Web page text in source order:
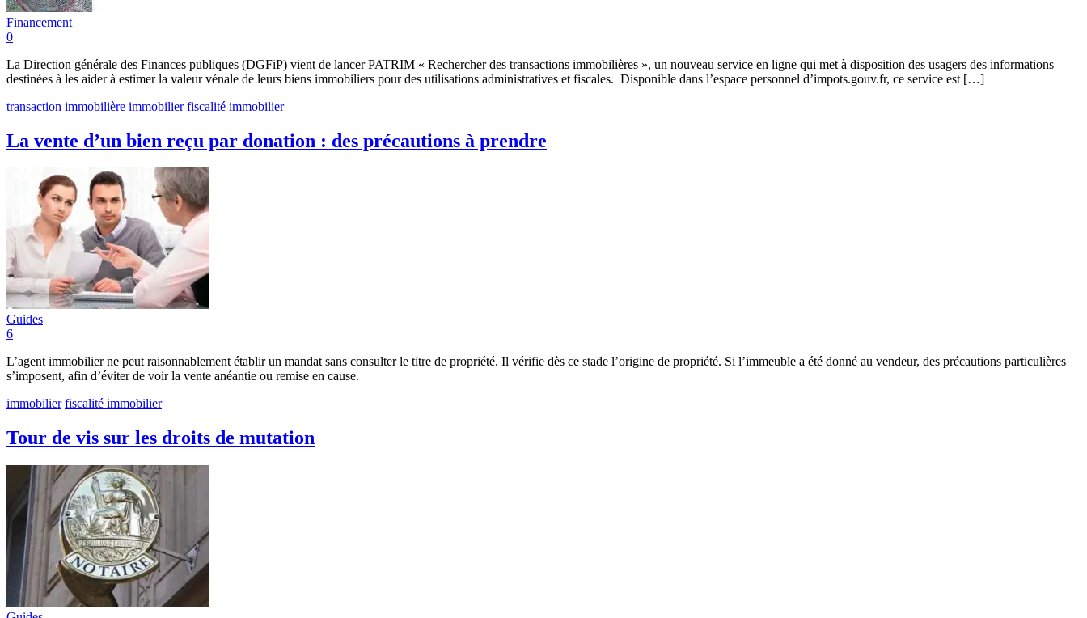
Financement
0
La Direction générale des Finances publiques (DGFiP) vient de lancer PATRIM « Rechercher des transactions immobilières », un nouveau service en ligne qui met à disposition des usagers des informations
destinées à les aider à estimer la valeur vénale de leurs biens immobiliers pour des utilisations administratives et fiscales. Disponible dans l’espace personnel d’impots.gouv.fr, ce service est […]
transaction immobilière immobilier fiscalité immobilier
La vente d’un bien reçu par donation : des précautions à prendre
Guides
6
L’agent immobilier ne peut raisonnablement établir un mandat sans consulter le titre de propriété. Il vérifie dès ce stade l’origine de propriété. Si l’immeuble a été donné au vendeur, des précautions particulières
s’imposent, afin d’éviter de voir la vente anéantie ou remise en cause.
immobilier fiscalité immobilier
Tour de vis sur les droits de mutation